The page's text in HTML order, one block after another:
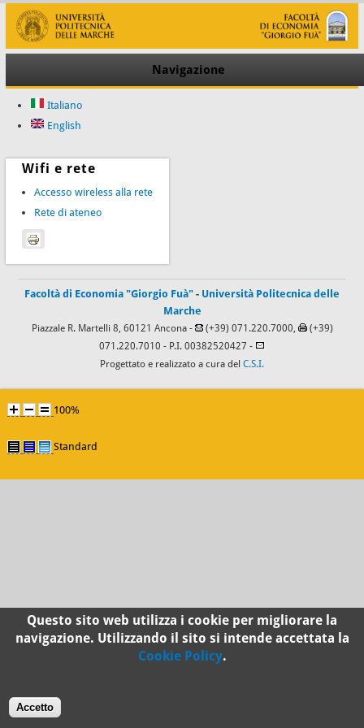
Navigazione
Italiano
English
Wifi e rete
Accesso wireless alla rete
Rete di ateneo
Facoltà di Economia "Giorgio Fuà" - Università Politecnica delle
Marche
Piazzale R. Martelli 8, 60121 Ancona - (+39) 071.220.7000,
(+39)
071.220.7010 - P.I. 00382520427 -
Progettato e realizzato a cura del C.S.I.
100%
Standard
Questo sito web utilizza i cookie per migliorare la
navigazione. Utilizzando il sito si intende accettata la
Cookie Policy.
Accetto